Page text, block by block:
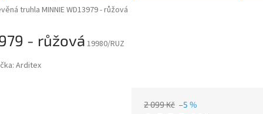
truhla MINNIE WD13979 - růžová
- růžová 19980/RUZ
Arditex
2 099 Kč –5 %